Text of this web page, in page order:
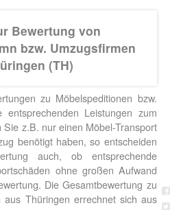
Bewertung von
bzw. Umzugsfirmen
(TH)
zu Möbelspeditionen bzw.
Leistungen zum
z.B. nur einen Möbel-Transport
benötigt haben, so entscheiden
auch, ob entsprechende
ohne großen Aufwand
Die Gesamtbewertung zu
aus Thüringen errechnet sich aus